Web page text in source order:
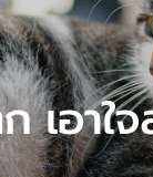
เอาใ